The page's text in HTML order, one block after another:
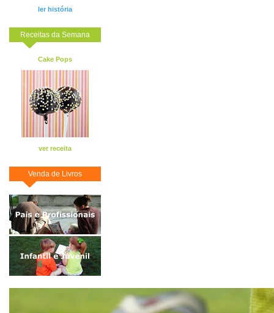
ler história
Receitas da Semana
Cake Pops
ver receita
Venda de Livros